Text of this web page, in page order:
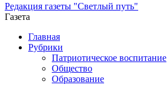
Редакция газеты "Светлый путь"
Газета
Промотать
содержимому
Главная
Рубрики
Патриотическое воспитание
Общество
Образование